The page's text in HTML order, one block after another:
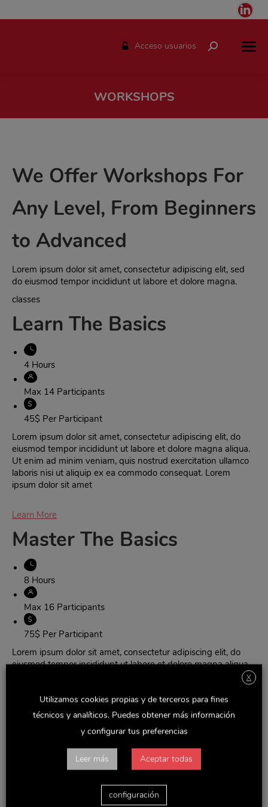
Acceso usuarios Buscar:
WORKSHOPS
We Offer Workshops For
Any Level, From Beginners
to Advanced
Lorem ipsum dolor sit amet, consectetur adipiscing elit, sed
do eiusmod tempor incididunt ut labore et dolore magna.
classes
Learn The Basics
4 Hours
Max 14 Participants
45$ Per Participant
Lorem ipsum dolor sit amet, consectetur adipiscing elit, do
eiusmod tempor incididunt ut labore et dolore magna aliqua.
Ut enim ad minim veniam, quis nostrud exercitation ullamco
laboris nisi ut aliquip ex ea commodo consequat. Lorem
ipsum dolor sit amet
Learn More
Master The Basics
8 Hours
Max 16 Participants
75$ Per Participant
Lorem ipsum dolor sit amet, consectetur adipiscing elit, do
eiusmod tempor incididunt ut labore et dolore magna aliqua.
Ut enim ad minim veniam, quis nostrud exercitation ullamco
ipsum dolor sit amet
Be a Ceramics Superhero
X
Utilizamos cookies propias y de terceros para fines
técnicos y analíticos. Puedes obtener más información
y configurar tus preferencias
Leer más Aceptar todas
configuración